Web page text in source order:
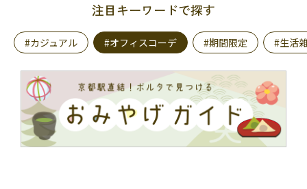
注目キーワードで探す
#カジュアル #オフィスコーデ #期間限定 #生活